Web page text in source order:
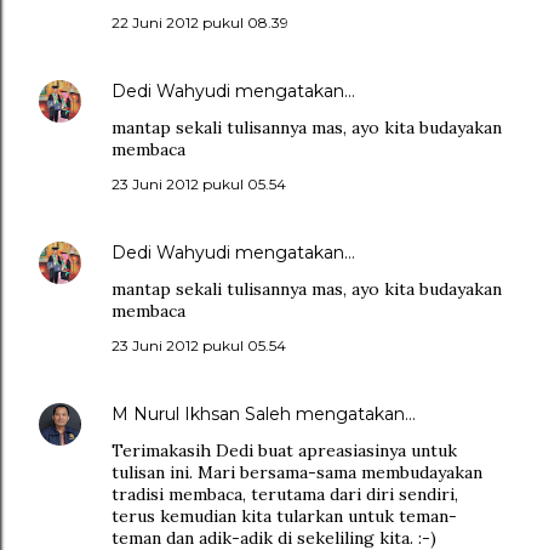
22 Juni 2012 pukul 08.39
Dedi Wahyudi mengatakan…
mantap sekali tulisannya mas, ayo kita budayakan
membaca
23 Juni 2012 pukul 05.54
Dedi Wahyudi mengatakan…
mantap sekali tulisannya mas, ayo kita budayakan
membaca
23 Juni 2012 pukul 05.54
M Nurul Ikhsan Saleh mengatakan…
Terimakasih Dedi buat apreasiasinya untuk
tulisan ini. Mari bersama-sama membudayakan
tradisi membaca, terutama dari diri sendiri,
terus kemudian kita tularkan untuk teman-
teman dan adik-adik di sekeliling kita. :-)